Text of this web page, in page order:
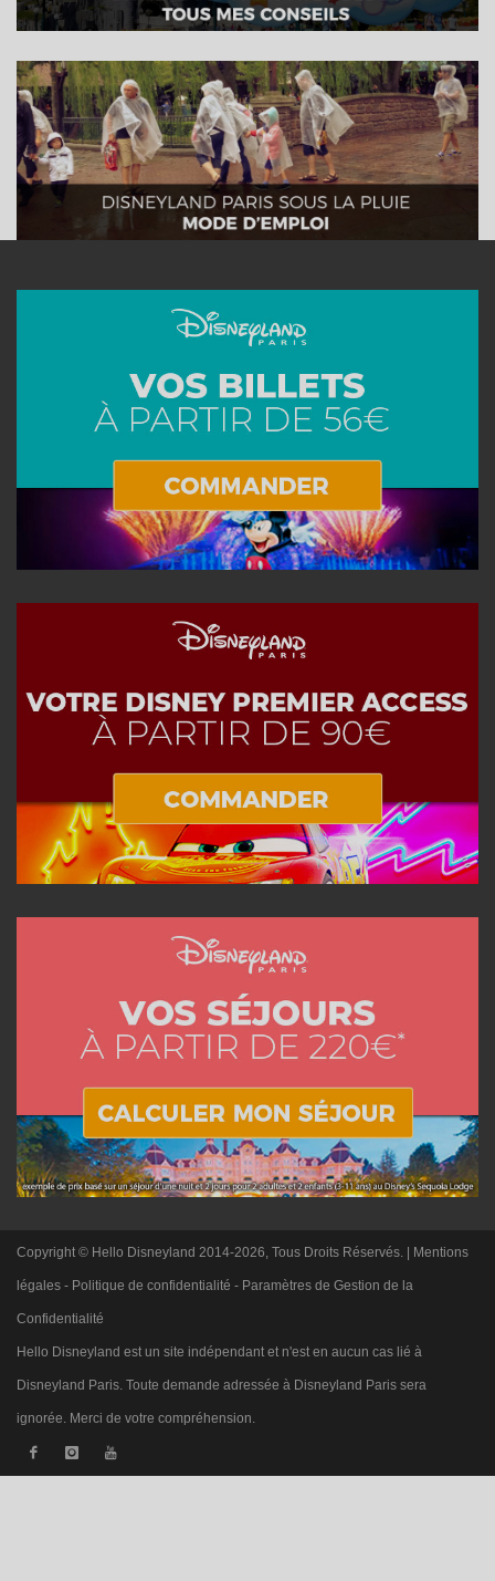
Copyright © Hello Disneyland 2014-2026, Tous Droits Réservés. | Mentions
légales - Politique de confidentialité - Paramètres de Gestion de la
Confidentialité
Hello Disneyland est un site indépendant et n'est en aucun cas lié à
Disneyland Paris. Toute demande adressée à Disneyland Paris sera
ignorée. Merci de votre compréhension.